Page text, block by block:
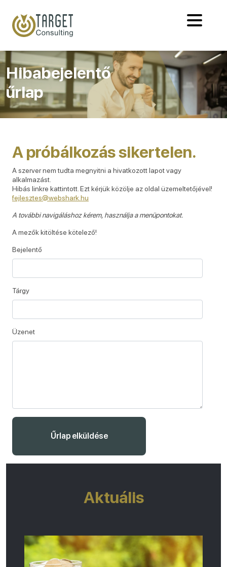
Hibabejelentő
űrlap
A próbálkozás sikertelen.
A szerver nem tudta megnyitni a hivatkozott lapot vagy
alkalmazást.
Hibás linkre kattintott. Ezt kérjük közölje az oldal üzemeltetőjével!
fejlesztes@webshark.hu
A további navigáláshoz kérem, használja a menüpontokat.
A mezők kitöltése kötelező!
Bejelentő
Tárgy
Üzenet
Aktuális